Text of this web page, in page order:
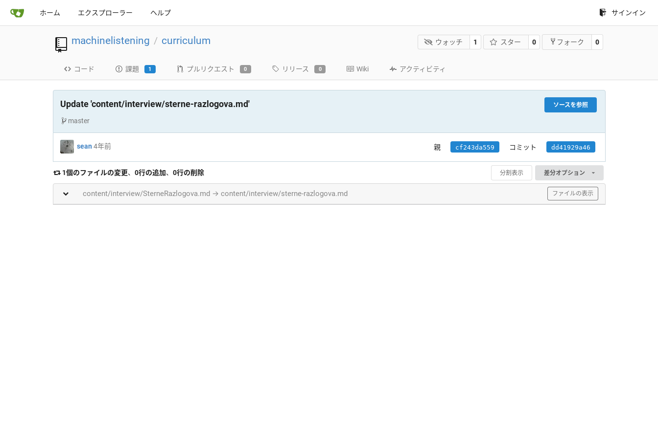
ホーム エクスプローラー ヘルプ サインイン
machinelistening / curriculum ウォッチ 1 スター 0 フォーク 0
コード 課題 1 プルリクエスト 0 リリース 0 Wiki アクティビティ
ソースを参照
Update 'content/interview/sterne-razlogova.md'
master
sean 4年前 親 cf243da559 コミット dd41929a46
1個のファイルの変更、 0行の追加、 0行の削除 分割表示 差分オプション
content/interview/SterneRazlogova.md → content/interview/sterne-razlogova.md ファイルの表示